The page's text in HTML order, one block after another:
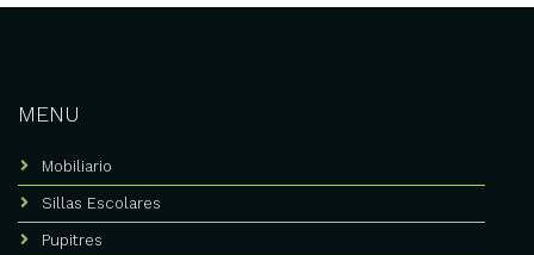
producto
MENU
Mobiliario
Sillas Escolares
Pupitres